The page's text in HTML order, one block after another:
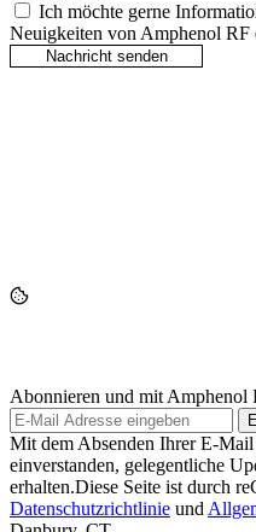
Ich möchte gerne
Neuigkeiten von Amphenol RF
Abonnieren und mit Amphenol
Mit dem Absenden Ihrer E-
einverstanden, gelegentliche
erhalten.Diese Seite ist durch
Datenschutzrichtlinie und